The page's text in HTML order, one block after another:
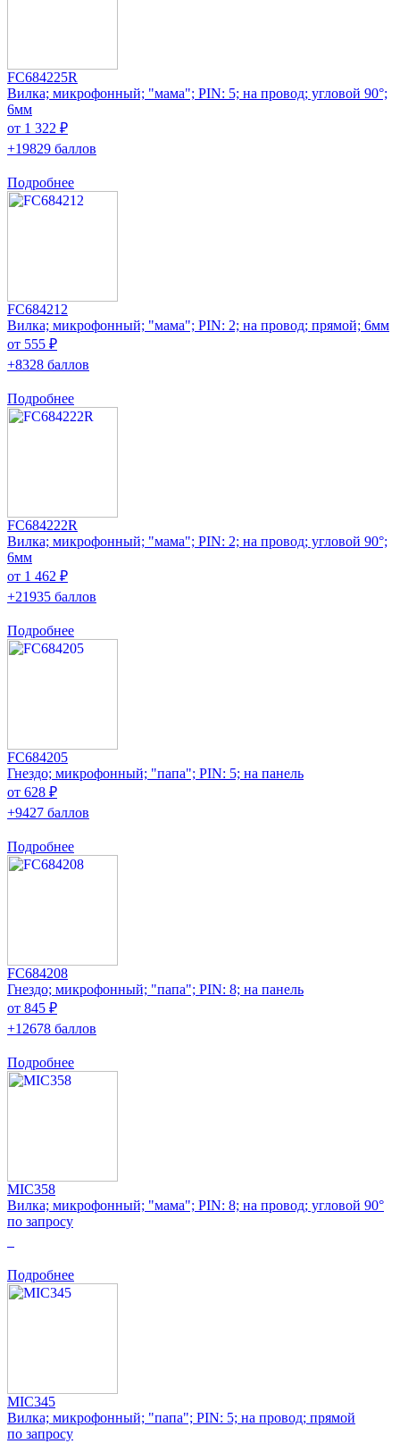
FC684225R
Вилка; микрофонный; "мама"; PIN: 5; на провод; угловой 90°;
6мм
от 1 322 ₽
+19829 баллов
Подробнее
FC684212
Вилка; микрофонный; "мама"; PIN: 2; на провод; прямой; 6мм
от 555 ₽
+8328 баллов
Подробнее
FC684222R
Вилка; микрофонный; "мама"; PIN: 2; на провод; угловой 90°;
6мм
от 1 462 ₽
+21935 баллов
Подробнее
FC684205
Гнездо; микрофонный; "папа"; PIN: 5; на панель
от 628 ₽
+9427 баллов
Подробнее
FC684208
Гнездо; микрофонный; "папа"; PIN: 8; на панель
от 845 ₽
+12678 баллов
Подробнее
MIC358
Вилка; микрофонный; "мама"; PIN: 8; на провод; угловой 90°
по запросу
Подробнее
MIC345
Вилка; микрофонный; "папа"; PIN: 5; на провод; прямой
по запросу